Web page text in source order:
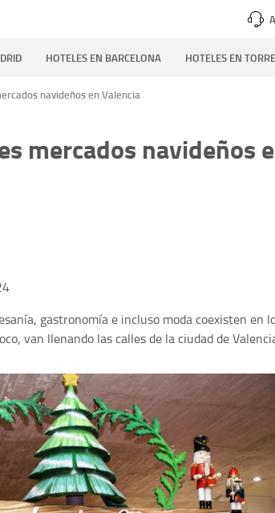
HOTELES EN BARCELONA HOTELES EN
navideños en Valencia
mercados navideños
gastronomía e incluso moda coexisten en
van llenando las calles de la ciudad de